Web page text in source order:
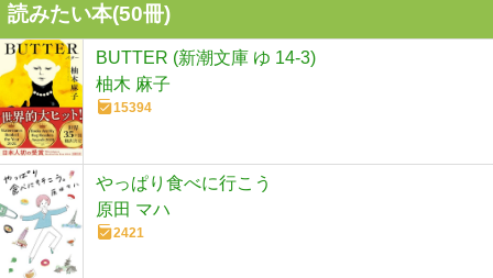
読みたい本(50冊)
BUTTER (新潮文庫 ゆ 14-3)
柚木 麻子
15394
やっぱり食べに行こう
原田 マハ
2421